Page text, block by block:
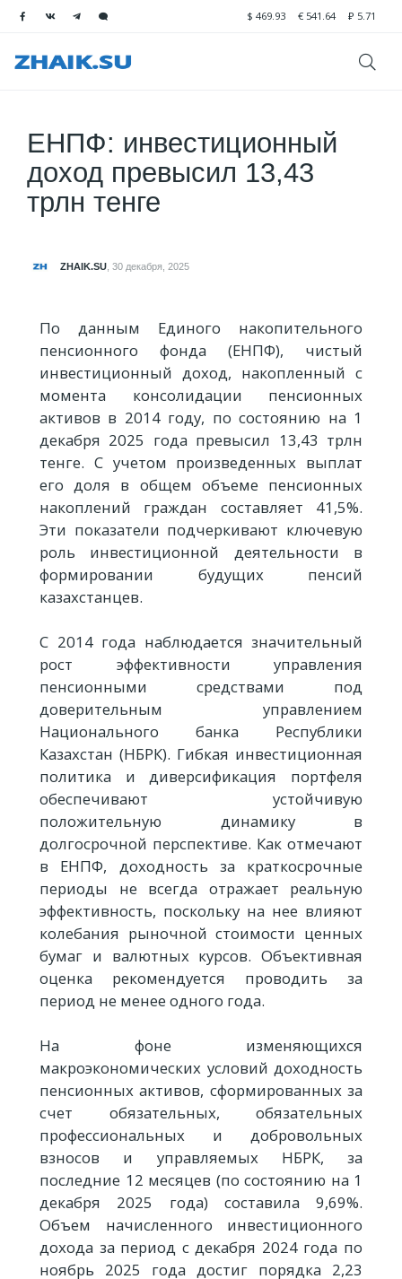
$ 469.93 € 541.64 ₽ 5.71
ЕНПФ: инвестиционный
доход превысил 13,43
трлн тенге
ZHAIK.SU 30 декабря, 2025
По данным Единого накопительного
пенсионного фонда (ЕНПФ), чистый
инвестиционный доход, накопленный с
момента консолидации пенсионных
активов в 2014 году, по состоянию на 1
декабря 2025 года превысил 13,43 трлн
тенге. С учетом произведенных выплат
его доля в общем объеме пенсионных
накоплений граждан составляет 41,5%.
Эти показатели подчеркивают ключевую
роль инвестиционной деятельности в
формировании будущих пенсий
казахстанцев.
С 2014 года наблюдается значительный
рост эффективности управления
пенсионными средствами под
доверительным управлением
Национального банка Республики
Казахстан (НБРК). Гибкая инвестиционная
политика и диверсификация портфеля
обеспечивают устойчивую
положительную динамику в
долгосрочной перспективе. Как отмечают
в ЕНПФ, доходность за краткосрочные
периоды не всегда отражает реальную
эффективность, поскольку на нее влияют
колебания рыночной стоимости ценных
бумаг и валютных курсов. Объективная
оценка рекомендуется проводить за
период не менее одного года.
На фоне изменяющихся
макроэкономических условий доходность
пенсионных активов, сформированных за
счет обязательных, обязательных
профессиональных и добровольных
взносов и управляемых НБРК, за
последние 12 месяцев (по состоянию на 1
декабря 2025 года) составила 9,69%.
Объем начисленного инвестиционного
дохода за период с декабря 2024 года по
ноябрь 2025 года достиг порядка 2,23